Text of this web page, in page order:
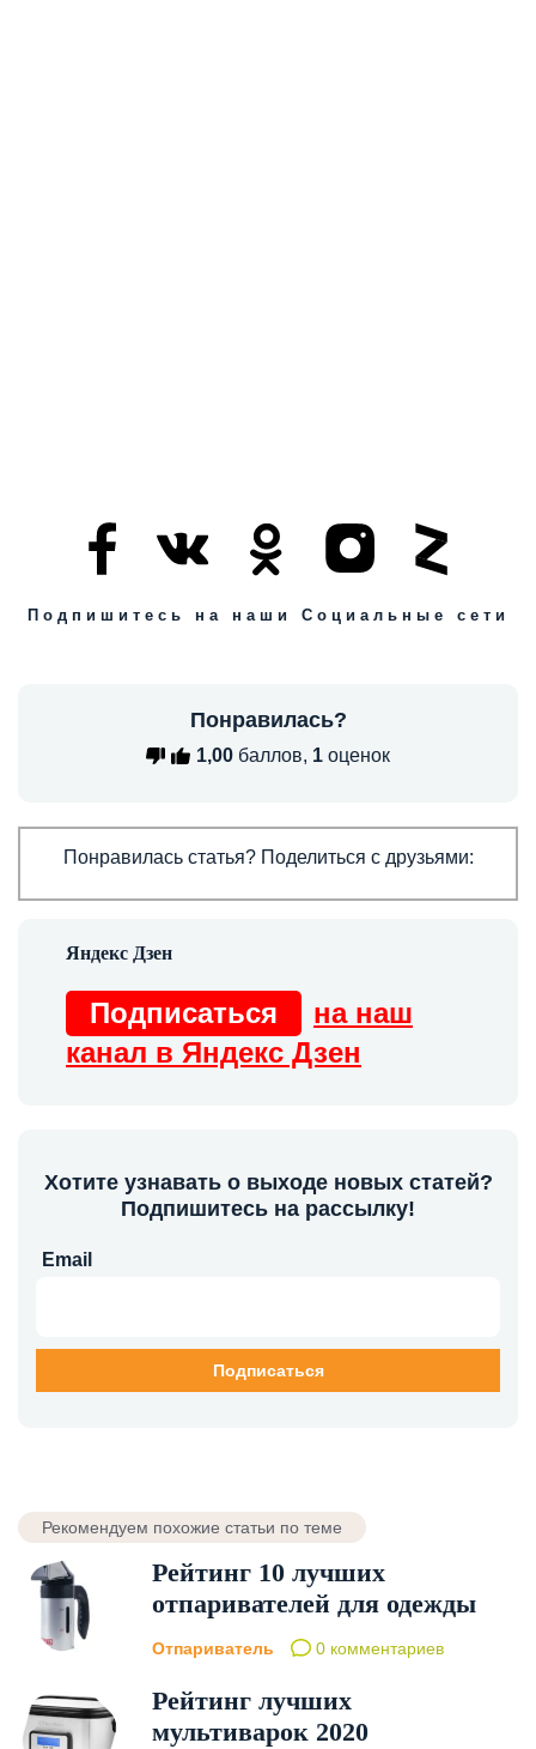
Подпишитесь на наши Социальные сети
Понравилась?
1,00 баллов, 1 оценок
Понравилась статья? Поделиться с друзьями:
Подписаться
на наш
канал в Яндекс Дзен
Хотите узнавать о выходе новых статей?
Подпишитесь на рассылку!
Email
Рекомендуем похожие статьи по теме
Рейтинг 10 лучших
отпаривателей для одежды
Отпариватель 0 комментариев
Рейтинг лучших
мультиварок 2020